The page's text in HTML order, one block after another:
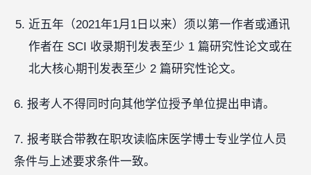
近五年（2021年1月1日以来）须以第一作者或通讯
作者在 SCI 收录期刊发表至少 1 篇研究性论文或在
北大核心期刊发表至少 2 篇研究性论文。
6. 报考人不得同时向其他学位授予单位提出申请。
7. 报考联合带教在职攻读临床医学博士专业学位人员
条件与上述要求条件一致。